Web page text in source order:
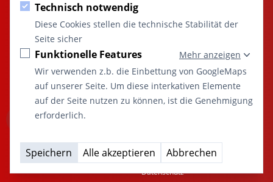
A
Technisch notwendig
Diese Cookies stellen die technische Stabilität der
Seite sicher
Funktionelle Features
Mehr anzeigen
Wir verwenden z.b. die Einbettung von GoogleMaps
auf unserer Seite. Um diese interkativen Elemente
auf der Seite nutzen zu können, ist die Genehmigung
erforderlich.
Speichern Alle akzeptieren Abbrechen
KONTAKT
08285 / 9998-0
rathaus@burtenbach.de
Startseite
Marktgemeinde
Öffentliche Einrichtungen
Freizeit und Kultur
Vereine
Kontakt
Impressum
Datenschutz
“Marktgemeinde
Burtenbach:
Ort des
und der Vielfalt”